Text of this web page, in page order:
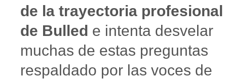
de la trayectoria profesional
de Bulled e intenta desvelar
muchas de estas preguntas
respaldado por las voces de